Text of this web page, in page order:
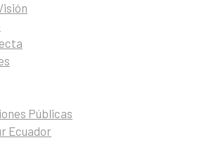
Públicas
Ecuador